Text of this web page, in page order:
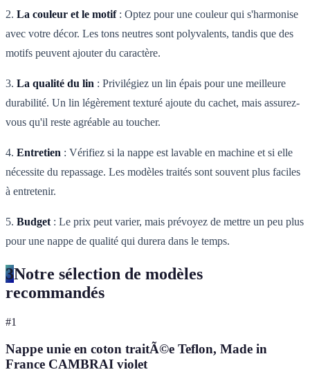
2. La couleur et le motif: Optez pour une couleur qui s'harmonise
avec votre décor. Les tons neutres sont polyvalents, tandis que des
motifs peuvent ajouter du caractère.
3. La qualité du lin : Privilégiez un lin épais pour une meilleure
durabilité. Un lin légèrement texturé ajoute du cachet, mais assurez-
vous qu'il reste agréable au toucher.
4. Entretien : Vérifiez si la nappe est lavable en machine et si elle
nécessite du repassage. Les modèles traités sont souvent plus faciles
à entretenir.
5. Budget : Le prix peut varier, mais prévoyez de mettre un peu plus
pour une nappe de qualité qui durera dans le temps.
3Notre sélection de modèles
recommandés
#1
Nappe unie en coton traitÃ©e Teflon, Made in
France CAMBRAI violet